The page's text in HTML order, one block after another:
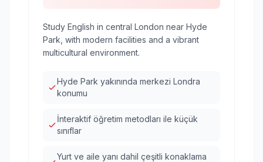
Study English in central London near Hyde
Park, with modern facilities and a vibrant
multicultural environment.
Hyde Park yakınında merkezi Londra
konumu
İnteraktif öğretim metodları ile küçük
sınıflar
Yurt ve aile yanı dahil çeşitli konaklama